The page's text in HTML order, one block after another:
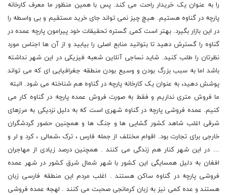
را به عنوان یک خریدار راحت می کند. پس با همین منظور ما معرف کارخانه
پارچه در گناوه هستیم. هیچ چیز نمی تواند جای خرید مستقیم و بی واسطه را
در این بازار بگیرد. بهتر است کمی گستره تحقیقات خود پیرامون پارچه عمده در
گناوه را گسترش دهید تا بتوانید منابع اصلی را بیابید و از آن ها اجناس مورد
نظرتان را طلب کنید. شاید نساجی آنلاین شعبه فیزیکی در این شهر نداشته
باشد اما به سبب بزرگ بودن و وسیع بودن منطقه جغرافیایی ای که می تواند
پوشش دهید، به عنوان یک کارخانه پارچه در گناوه هم شناخته می شود. البته
ما فروش متری نداریم و فقط به صورت فروش عمده پارچه در گناوه کار می
کنیم. عمده فروشی پارچه در گناوه شهری است که به دلیل نزدیکی به مرزهای
شرقی اغلب شاهد کشور گشایی ها و جنگ ها و همچنین حضور گردشگران
خارجی برای تجارت بود. اقوام مختلف از جمله فارس ، ترک ،شمالی ، کرد و لر و
… در این شهر کنار هم زندگی می کنند . همچنین درصد زیادی از مهاجران
افغان به دلیل همسایگی این کشور با شهر شمال شرق کشور در شهر عمده
فروشی پارچه در گناوه ساکن هستند . اغلب مردم این منطقه فارسی زبان
هستند و عده کمی نیز به زبان کرمانجی صحبت می کنند . لهجه عمده فروشی